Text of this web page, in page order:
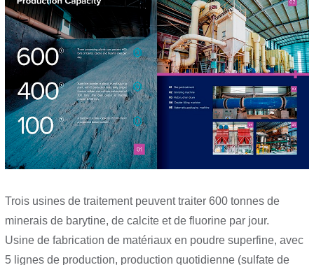
Trois usines de traitement peuvent traiter 600 tonnes de
minerais de barytine, de calcite et de fluorine par jour.
Usine de fabrication de matériaux en poudre superfine, avec
5 lignes de production, production quotidienne (sulfate de